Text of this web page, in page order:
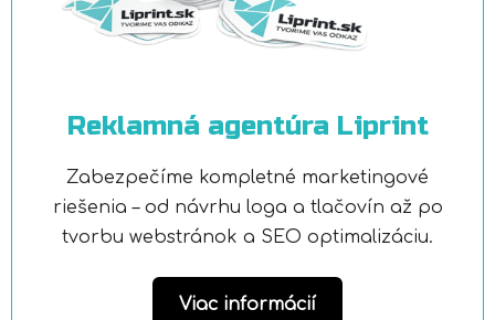
Reklamná agentúra Liprint
Zabezpečíme kompletné marketingové
riešenia – od návrhu loga a tlačovín až po
tvorbu webstránok a SEO optimalizáciu.
Viac informácií